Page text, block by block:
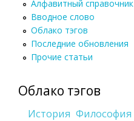
Алфавитный справочник
Вводное слово
Облако тэгов
Последние обновления
Прочие статьи
Облако тэгов
История Философия